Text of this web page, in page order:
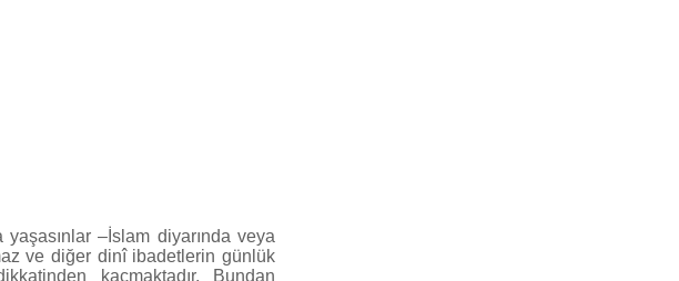
–İslam diyarında veya
ve diğer dinî ibadetlerin günlük
kaçmaktadır. Bundan